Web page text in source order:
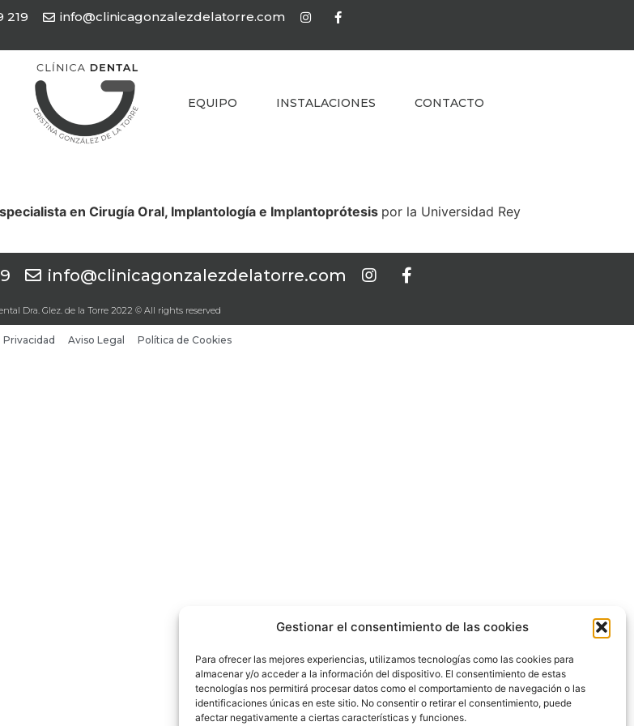
Gestionar el consentimiento de las cookies
Para ofrecer las mejores experiencias, utilizamos tecnologías como las cookies para
almacenar y/o acceder a la información del dispositivo. El consentimiento de estas
tecnologías nos permitirá procesar datos como el comportamiento de navegación o las
identificaciones únicas en este sitio. No consentir o retirar el consentimiento, puede
afectar negativamente a ciertas características y funciones.
219 info@clinicagonzalezdelatorre.com
EQUIPO INSTALACIONES CONTACTO
en Cirugía Oral, Implantología e Implantoprótesis por la Universidad Rey
info@clinicagonzalezdelatorre.com
Dra. Glez. de la Torre 2022 © All rights reserved
Aviso Legal Política de Cookies